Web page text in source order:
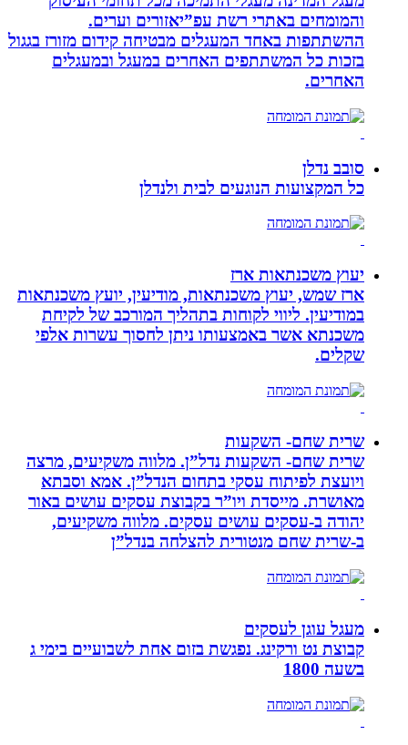
והמומחים באתרי רשת עפ”יאזורים וערים.
ההשתתפות באחד המעגלים מבטיחה קידום מזורז בגגול
בזכות כל המשתתפים האחרים במעגל ובמעגלים
האחרים.
סובב נדלן
כל המקצועות הנוגעים לבית ולנדלן
יעוץ משכנתאות ארז
ארז שמש, יעוץ משכנתאות, מודיעין, יועץ משכנתאות
במודיעין. ליווי לקוחות בתהליך המורכב של לקיחת
משכנתא אשר באמצעותו ניתן לחסוך עשרות אלפי
שקלים.
שרית שחם- השקעות
שרית שחם- השקעות נדל”ן. מלווה משקיעים, מרצה
ויועצת לפיתוח עסקי בתחום הנדל”ן. אמא וסבתא
מאושרת. ‏מייסדת ויו”ר בקבוצת עסקים עושים באור
יהודה‏ ב-‏עסקים עושים עסקים‏. ‏מלווה משקיעים,
ב-‏שרית שחם מנטורית להצלחה בנדל”ן‏
מעגל עוגן לעסקים
קבוצת נט ורקינג. נפגשת בזום אחת לשבועיים בימי ג
בשעה 1800